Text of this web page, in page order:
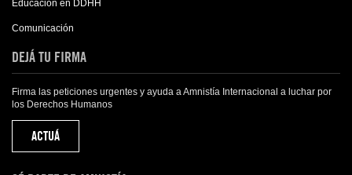
Educación en DDHH
Comunicación
DEJÁ TU FIRMA
Firma las peticiones urgentes y ayuda a Amnistía Internacional a luchar por
los Derechos Humanos
ACTUÁ